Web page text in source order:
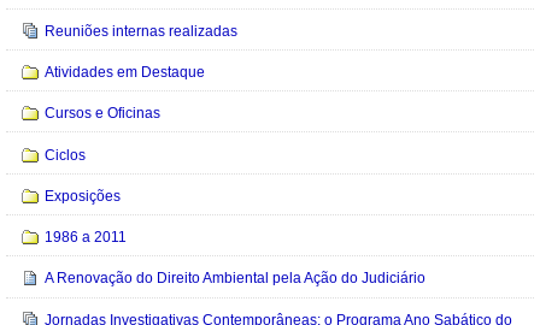
Reuniões internas realizadas
Atividades em Destaque
Cursos e Oficinas
Ciclos
Exposições
1986 a 2011
A Renovação do Direito Ambiental pela Ação do Judiciário
Jornadas Investigativas Contemporâneas: o Programa Ano Sabático do